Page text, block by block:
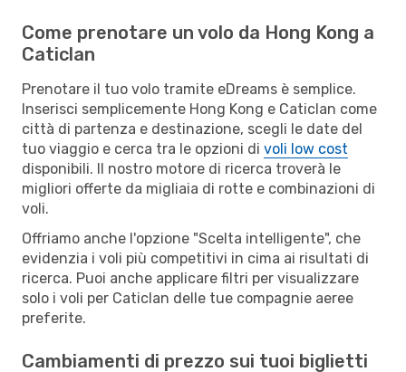
Come prenotare un volo da Hong Kong a
Caticlan
Prenotare il tuo volo tramite eDreams è semplice.
Inserisci semplicemente Hong Kong e Caticlan come
città di partenza e destinazione, scegli le date del
tuo viaggio e cerca tra le opzioni di voli low cost
disponibili. Il nostro motore di ricerca troverà le
migliori offerte da migliaia di rotte e combinazioni di
voli.
Offriamo anche l'opzione "Scelta intelligente", che
evidenzia i voli più competitivi in cima ai risultati di
ricerca. Puoi anche applicare filtri per visualizzare
solo i voli per Caticlan delle tue compagnie aeree
preferite.
Cambiamenti di prezzo sui tuoi biglietti